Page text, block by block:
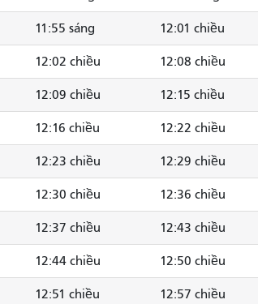
11:55 sáng 12:01 chiều
12:02 chiều 12:08 chiều
12:09 chiều 12:15 chiều
12:16 chiều 12:22 chiều
12:23 chiều 12:29 chiều
12:30 chiều 12:36 chiều
12:37 chiều 12:43 chiều
12:44 chiều 12:50 chiều
12:51 chiều 12:57 chiều